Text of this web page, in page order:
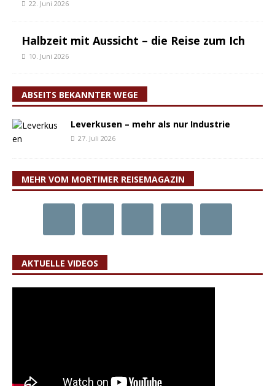
22. Juni 2026
Halbzeit mit Aussicht – die Reise zum Ich
10. Juni 2026
ABSEITS BEKANNTER WEGE
Leverkusen – mehr als nur Industrie
27. Juli 2026
MEHR VOM MORTIMER REISEMAGAZIN
AKTUELLE VIDEOS